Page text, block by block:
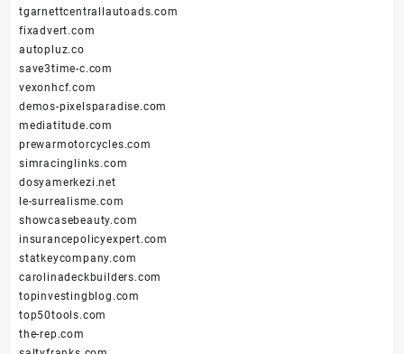
tgarnettcentrallautoads.com
fixadvert.com
autopluz.co
save3time-c.com
vexonhcf.com
demos-pixelsparadise.com
mediatitude.com
prewarmotorcycles.com
simracinglinks.com
dosyamerkezi.net
le-surrealisme.com
showcasebeauty.com
insurancepolicyexpert.com
statkeycompany.com
carolinadeckbuilders.com
topinvestingblog.com
top50tools.com
the-rep.com